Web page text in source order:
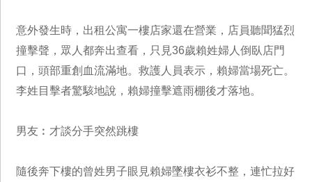
意外發生時，出租公寓一樓店家還在營業，店員聽聞猛烈
撞擊聲，眾人都奔出查看，只見36歲賴姓婦人倒臥店門
口，頭部重創血流滿地。救護人員表示，賴婦當場死亡。
李姓目擊者驚駭地說，賴婦撞擊遮雨棚後才落地。
男友︰才談分手突然跳樓
隨後奔下樓的曾姓男子眼見賴婦墜樓衣衫不整，連忙拉好